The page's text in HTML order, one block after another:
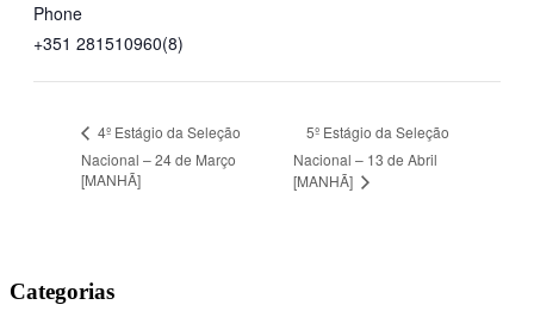
Phone
+351 281510960(8)
4º Estágio da Seleção
Nacional – 24 de Março
[MANHÃ]
5º Estágio da Seleção
Nacional – 13 de Abril
[MANHÃ]
Categorias